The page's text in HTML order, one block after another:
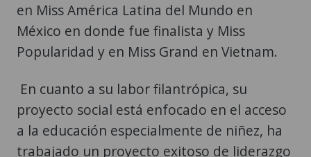
en Miss América Latina del Mundo en
México en donde fue finalista y Miss
Popularidad y en Miss Grand en Vietnam.
En cuanto a su labor filantrópica, su
proyecto social está enfocado en el acceso
a la educación especialmente de niñez, ha
trabajado un proyecto exitoso de liderazgo